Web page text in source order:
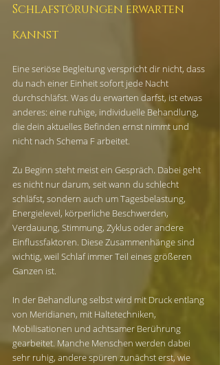
Schlafstörungen erwarten
kannst
Eine seriöse Begleitung verspricht dir nicht, dass
du nach einer Einheit sofort jede Nacht
durchschläfst. Was du erwarten darfst, ist etwas
anderes: eine ruhige, individuelle Behandlung,
die dein aktuelles Befinden ernst nimmt und
nicht nach Schema F arbeitet.
Zu Beginn steht meist ein Gespräch. Dabei geht
es nicht nur darum, seit wann du schlecht
schläfst, sondern auch um Tagesbelastung,
Energielevel, körperliche Beschwerden,
Verdauung, Stimmung, Zyklus oder andere
Einflussfaktoren. Diese Zusammenhänge sind
wichtig, weil Schlaf immer Teil eines größeren
Ganzen ist.
In der Behandlung selbst wird mit Druck entlang
von Meridianen, mit Haltetechniken,
Mobilisationen und achtsamer Berührung
gearbeitet. Manche Menschen werden dabei
sehr ruhig, andere spüren zunächst erst, wie